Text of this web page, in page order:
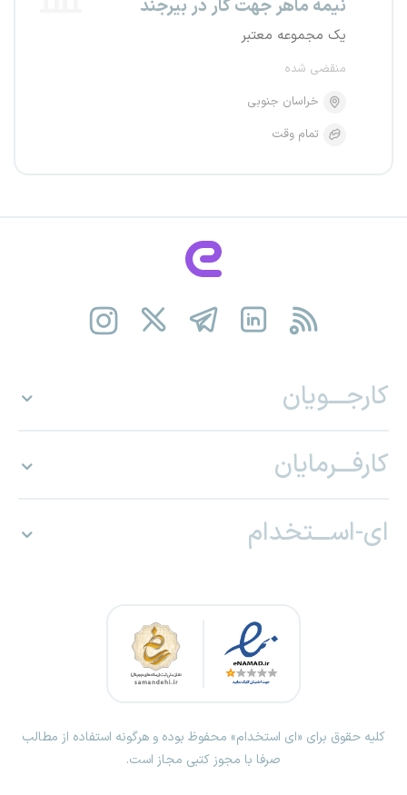
نیمه ماهر جهت کار در بیرجند
یک مجموعه معتبر
منقضی شده
خراسان جنوبی
تمام وقت
کارجـــویان
کارفـــرمایان
ای-اســـتخدام
کلیه حقوق برای «ای استخدام» محفوظ بوده و هرگونه استفاده از مطالب
صرفا با مجوز کتبی مجاز است.